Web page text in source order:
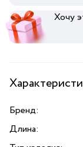
Хочу
Бренд:
Длина: